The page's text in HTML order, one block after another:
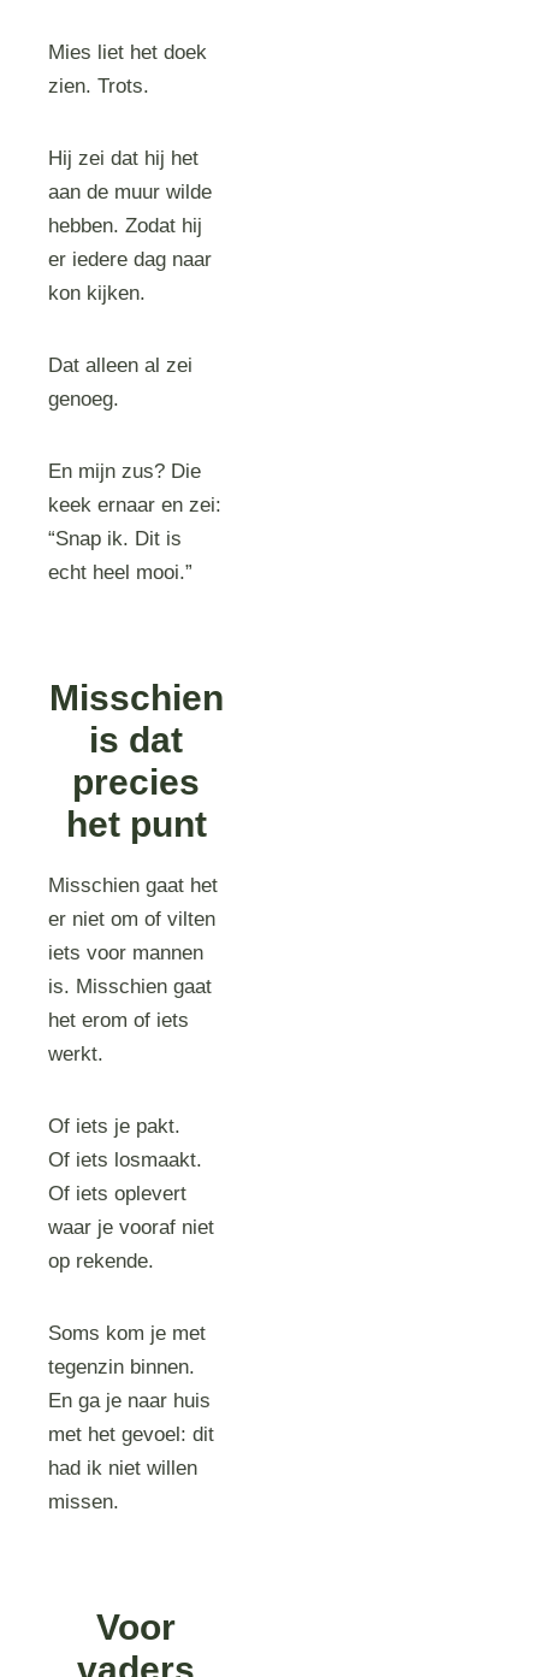
Mies liet het doek
zien. Trots.
Hij zei dat hij het
aan de muur wilde
hebben. Zodat hij
er iedere dag naar
kon kijken.
Dat alleen al zei
genoeg.
En mijn zus? Die
keek ernaar en zei:
“Snap ik. Dit is
echt heel mooi.”
Misschien
is dat
precies
het punt
Misschien gaat het
er niet om of vilten
iets voor mannen
is. Misschien gaat
het erom of iets
werkt.
Of iets je pakt.
Of iets losmaakt.
Of iets oplevert
waar je vooraf niet
op rekende.
Soms kom je met
tegenzin binnen.
En ga je naar huis
met het gevoel: dit
had ik niet willen
missen.
Voor
vaders